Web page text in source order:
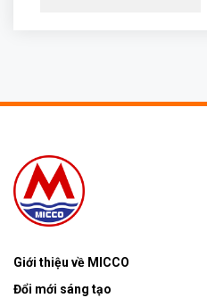
Giới thiệu về MICCO
Đổi mới sáng tạo